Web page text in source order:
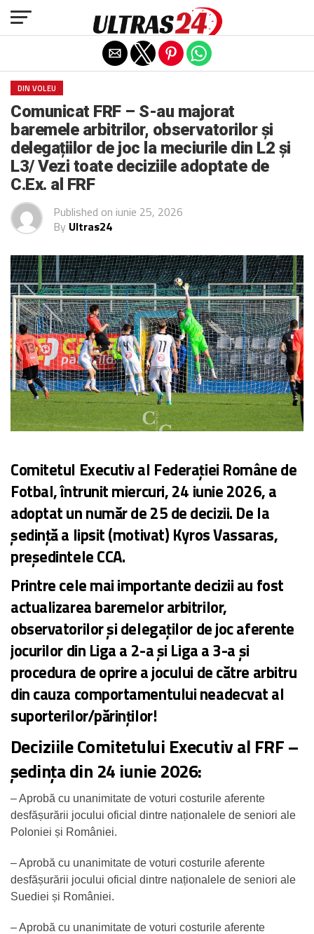
DIN VOLEU
Comunicat FRF – S-au majorat
baremele arbitrilor, observatorilor și
delegațiilor de joc la meciurile din L2 și
L3/ Vezi toate deciziile adoptate de
C.Ex. al FRF
Published on iunie 25, 2026
By Ultras24
Comitetul Executiv al Federației Române de
Fotbal, întrunit miercuri, 24 iunie 2026, a
adoptat un număr de 25 de decizii. De la
ședință a lipsit (motivat) Kyros Vassaras,
președintele CCA.
Printre cele mai importante decizii au fost
actualizarea baremelor arbitrilor,
observatorilor și delegaților de jocaferente
jocurilor din Liga a 2-a și Liga a 3-ași
procedura de oprire a jocului de către arbitru
din cauza comportamentului neadecvat al
suporterilor/părinților!
Deciziile Comitetului Executiv al FRF –
ședința din 24 iunie 2026:
– Aprobă cu unanimitate de voturi costurile aferente
desfășurării jocului oficial dintre naționalele de seniori ale
Poloniei și României.
– Aprobă cu unanimitate de voturi costurile aferente
desfășurării jocului oficial dintre naționalele de seniori ale
Suediei și României.
– Aprobă cu unanimitate de voturi costurile aferente
Exit mobile version